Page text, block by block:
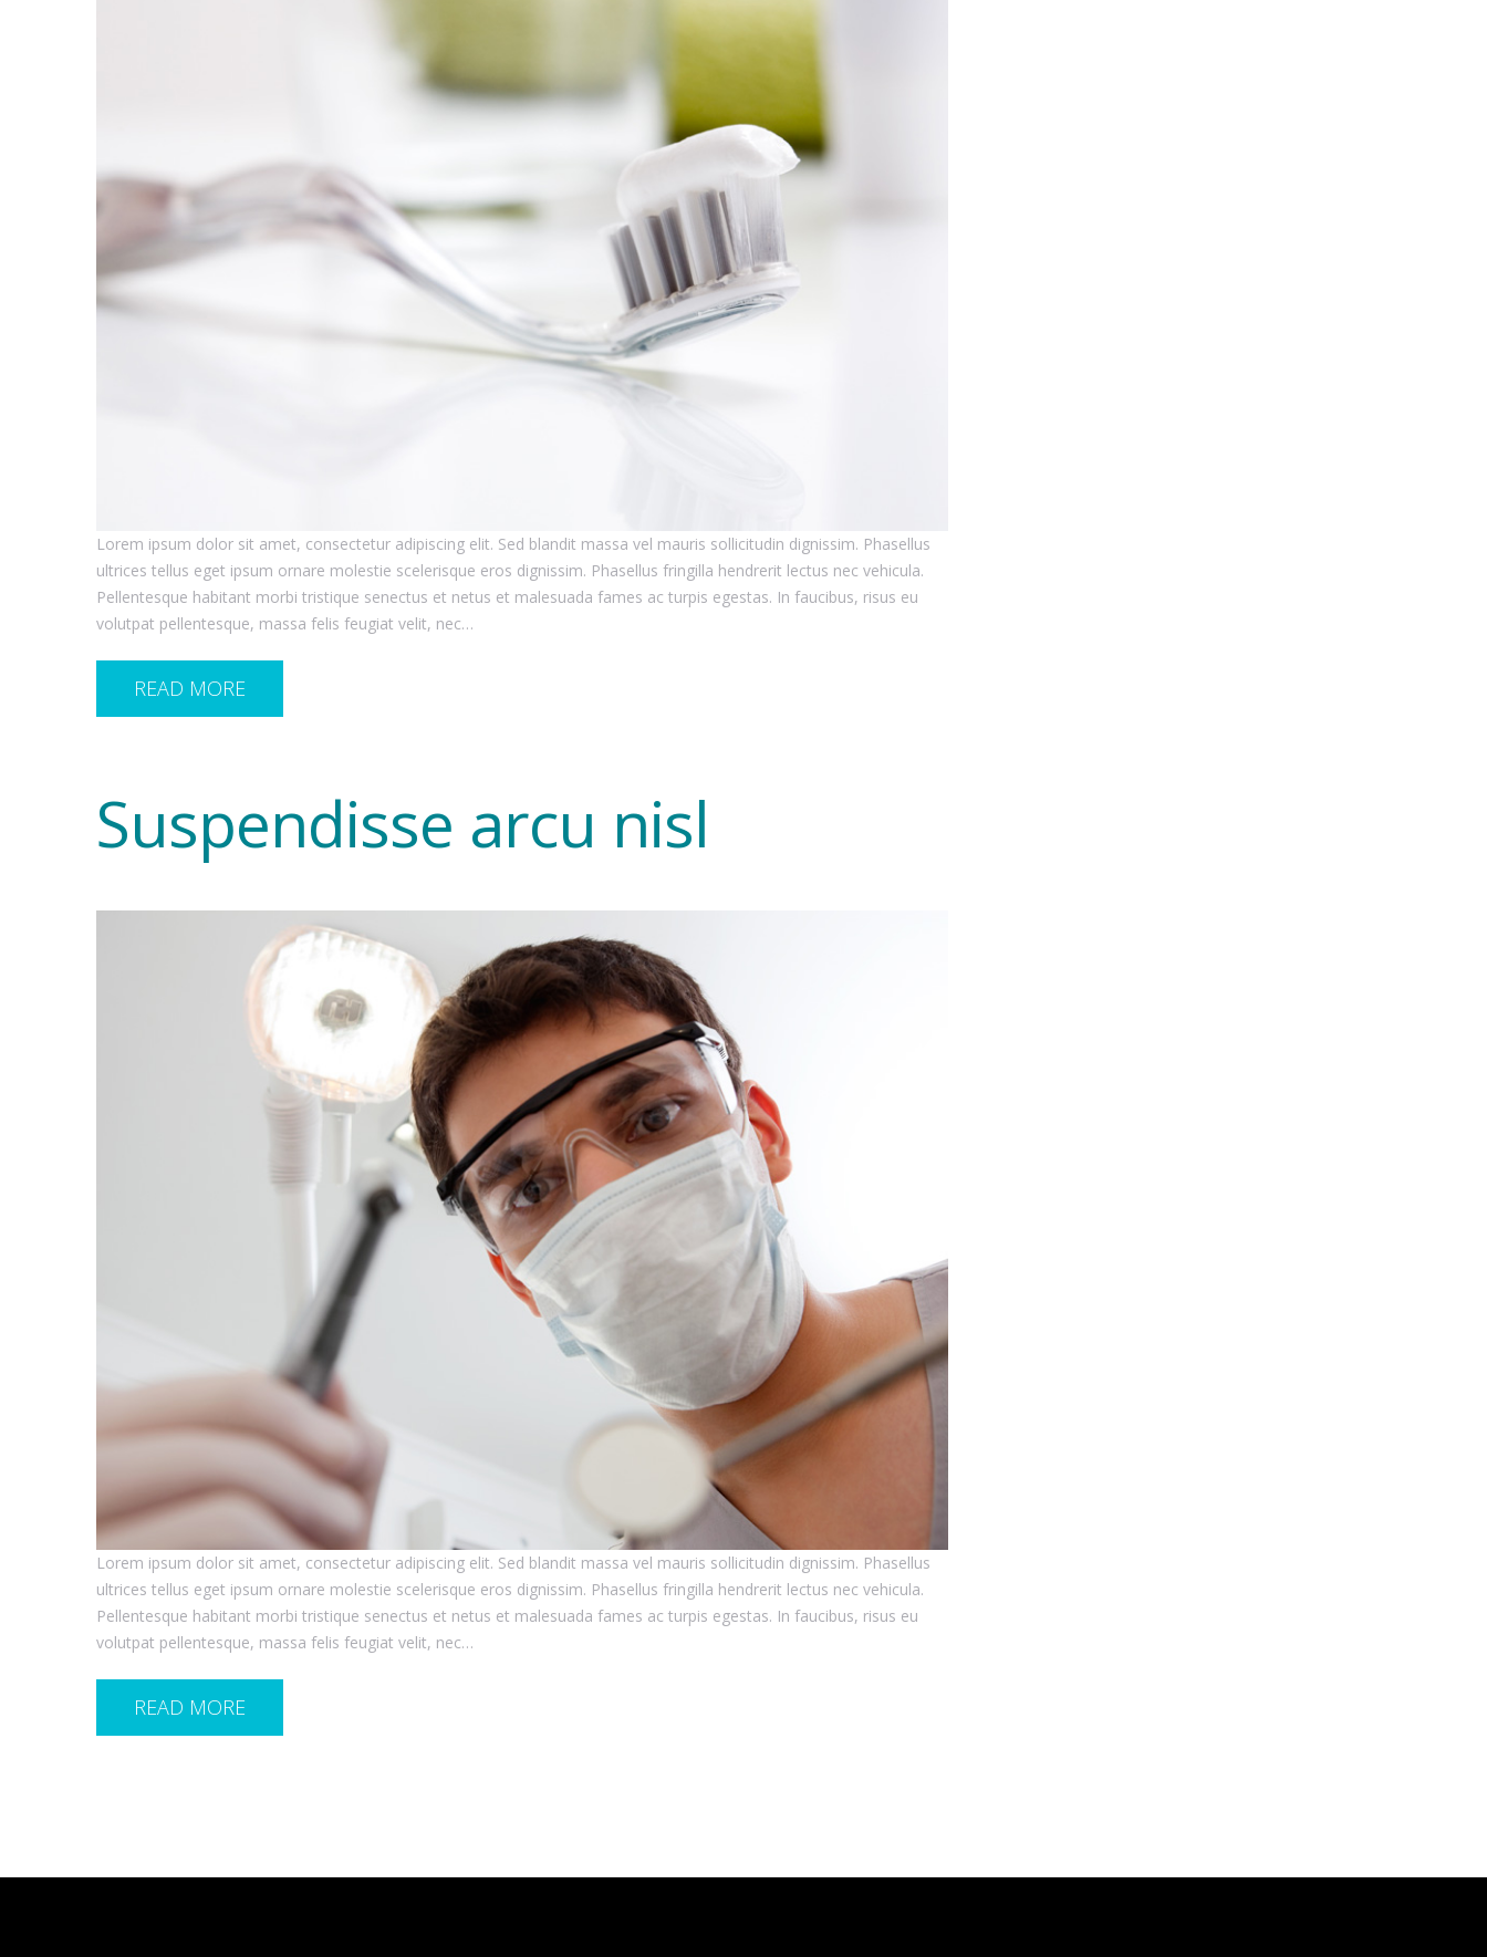
Lorem ipsum dolor sit amet, consectetur adipiscing elit. Sed blandit massa vel mauris sollicitudin dignissim. Phasellus
ultrices tellus eget ipsum ornare molestie scelerisque eros dignissim. Phasellus fringilla hendrerit lectus nec vehicula.
Pellentesque habitant morbi tristique senectus et netus et malesuada fames ac turpis egestas. In faucibus, risus eu
volutpat pellentesque, massa felis feugiat velit, nec…
READ MORE
Suspendisse arcu nisl
Lorem ipsum dolor sit amet, consectetur adipiscing elit. Sed blandit massa vel mauris sollicitudin dignissim. Phasellus
ultrices tellus eget ipsum ornare molestie scelerisque eros dignissim. Phasellus fringilla hendrerit lectus nec vehicula.
Pellentesque habitant morbi tristique senectus et netus et malesuada fames ac turpis egestas. In faucibus, risus eu
volutpat pellentesque, massa felis feugiat velit, nec…
READ MORE